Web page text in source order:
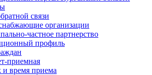
связи
организации
частное партнерство
профиль
приемная
и время приема